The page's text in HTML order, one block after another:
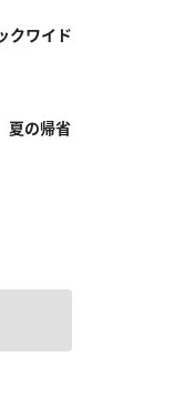
クワイド
夏の帰省